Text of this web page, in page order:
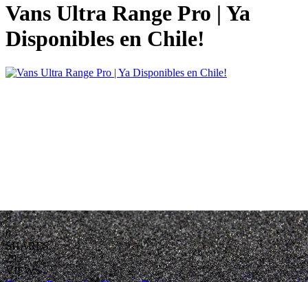
Vans Ultra Range Pro | Ya
Disponibles en Chile!
0
SHARES
295
VIEWS